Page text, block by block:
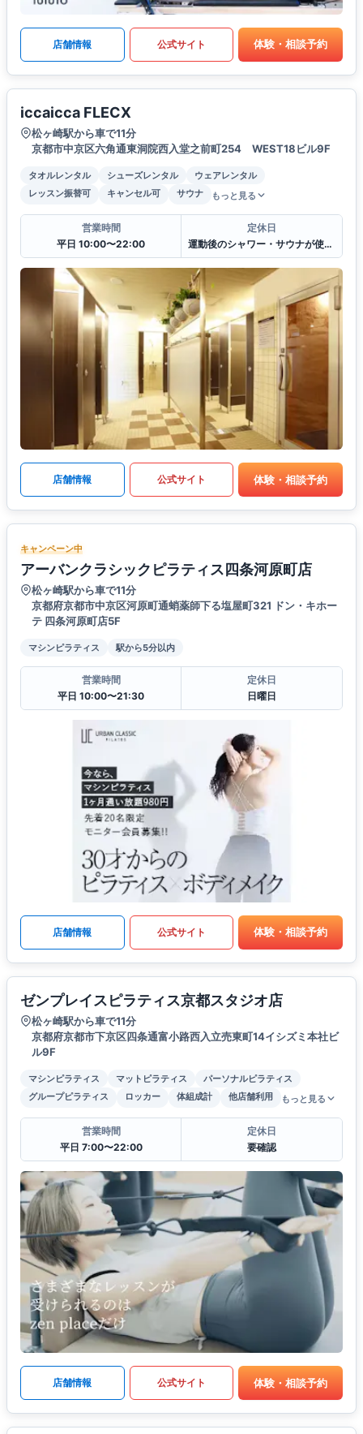
店舗情報 公式サイト 体験・相談予約
iccaicca FLECX
松ヶ崎駅から車で11分
京都市中京区六角通東洞院西入堂之前町254 WEST18ビル9F
タオルレンタル シューズレンタル
ウェアレンタル
レッスン振替可
キャンセル可 サウナ もっと見る
営業時間
平日 10:00〜22:00
定休日
運動後のシャワー・サウナが使えます
店舗情報 公式サイト 体験・相談予約
キャンペーン中
アーバンクラシックピラティス四条河原町店
松ヶ崎駅から車で11分
京都府京都市中京区河原町通蛸薬師下る塩屋町321 ドン・キホー
テ 四条河原町店5F
マシンピラティス 駅から5分以内
営業時間
平日 10:00〜21:30
定休日
日曜日
店舗情報 公式サイト 体験・相談予約
ゼンプレイスピラティス京都スタジオ店
松ヶ崎駅から車で11分
京都府京都市下京区四条通富小路西入立売東町14イシズミ本社ビ
ル9F
マシンピラティス マットピラティス
パーソナルピラティス
グループピラティス
ロッカー 体組成計 他店舗利用 もっと見る
営業時間
平日 7:00〜22:00
定休日
要確認
店舗情報 公式サイト 体験・相談予約